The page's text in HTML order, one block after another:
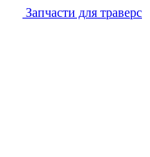
Запчасти для траверс